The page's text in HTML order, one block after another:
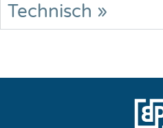
Technisch »